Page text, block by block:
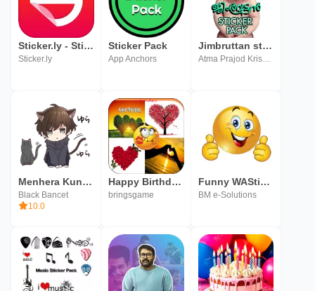
Sticker.ly - Sticker Maker & Sticker Pack
Sticker.ly
Sticker Pack
App Anchors
Jimbruttan sticker pack
Atma Prajod Krishna
Menhera Kun Sticker Pack
Black Bancet
10.0
Happy Birthday & Love Sticker
bringsgame
Funny WASticker Sticker Pack
BM e-Solutions